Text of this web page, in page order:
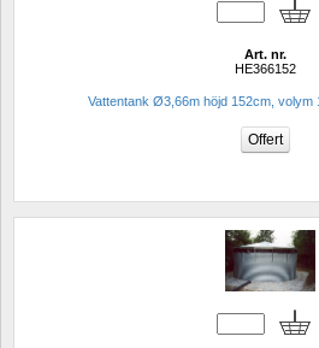
Art. nr.
HE366152
Vattentank Ø3,66m höjd 152cm, volym